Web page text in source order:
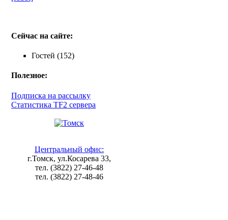
Сейчас на сайте:
Гостей (152)
Полезное:
Подписка на рассылку
Статистика TF2 сервера
Центральный офис:
г.Томск, ул.Косарева 33,
тел. (3822) 27-46-48
тел. (3822) 27-48-46